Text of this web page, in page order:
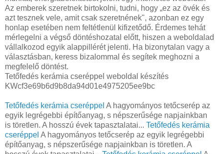
Az emberek szeretnek birtokolni, tudni, hogy „ez az övék és
azt tesznek vele, amit csak szeretnének", azonban ez egy
honlap esetében nem feltétlenül kifizetődő. Érdemes tehát
mérlegelni a végső döntéshozatal előtt, hiszen a weboldalad
vállalkozod egyik alappillérét jelenti. Ha bizonytalan vagy a
választásban, keress bizalommal és segítek meghozni a
megfelelő döntést.
Tetőfedés kerámia cseréppel weboldal készítés
KWcf3e69b6d9b8da94d01e4975205ee9bc
Tetőfedés kerámia cseréppel A hagyományos tetőcserép az
egyik legrégebbi építőanyag, s népszerűsége napjainkban
is töretlen. A hosszú évek tapasztalatai... Tetőfedés kerámia
cseréppel A hagyományos tetőcserép az egyik legrégebbi
építőanyag, s népszerűsége napjainkban is töretlen. A